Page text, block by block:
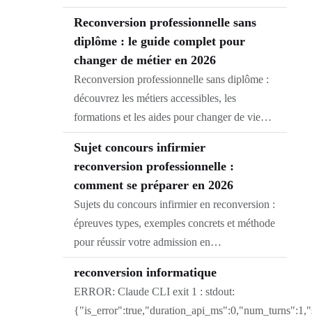
Reconversion professionnelle sans
diplôme : le guide complet pour
changer de métier en 2026
Reconversion professionnelle sans diplôme :
découvrez les métiers accessibles, les
formations et les aides pour changer de vie…
Sujet concours infirmier
reconversion professionnelle :
comment se préparer en 2026
Sujets du concours infirmier en reconversion :
épreuves types, exemples concrets et méthode
pour réussir votre admission en…
reconversion informatique
ERROR: Claude CLI exit 1 : stdout: